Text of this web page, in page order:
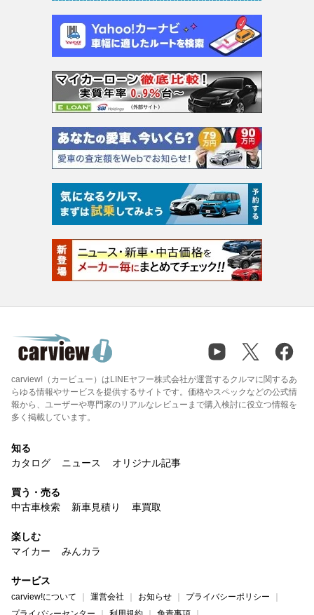
carview!（カービュー）はLINEヤフー株式会社が運営するクルマに関するあ
らゆる情報やサービスを提供するサイトです。価格やスペックなどの公式情
報から、ユーザーや専門家のリアルなレビューまで購入検討に役立つ情報を
多く掲載しています。
知る
カタログ
ニュース オリジナル記事
買う・売る
中古車検索
新車見積り 車買取
楽しむ
マイカー
みんカラ
サービス
carview!について 運営会社 お知らせ
プライバシーポリシー